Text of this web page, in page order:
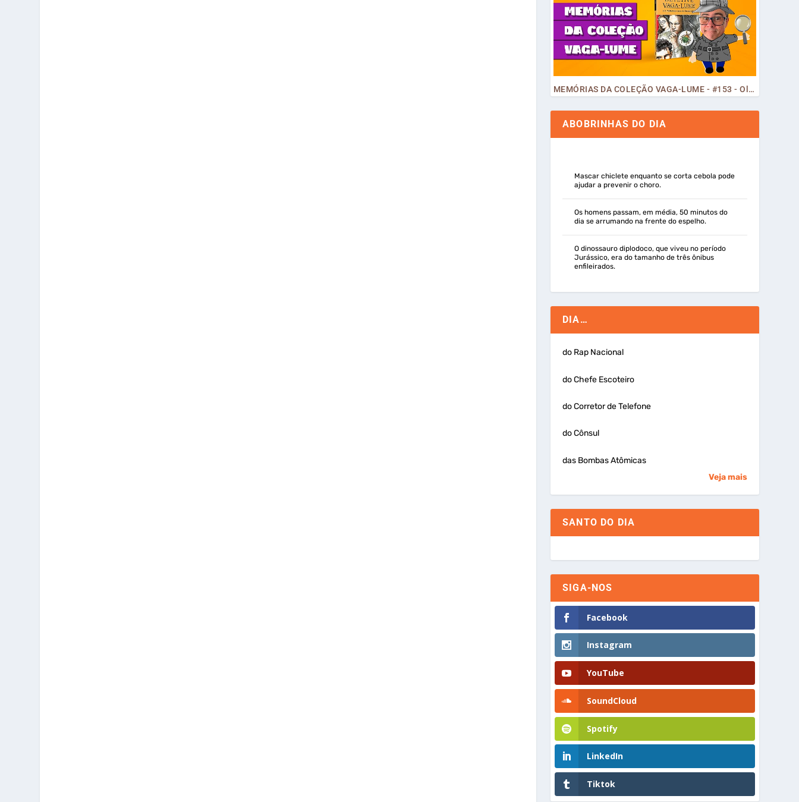
MEMÓRIAS DA COLEÇÃO VAGA-LUME - #153 - Olá, Curiosos! 2023
ABOBRINHAS DO DIA
Mascar chiclete enquanto se corta cebola pode
ajudar a prevenir o choro.
Os homens passam, em média, 50 minutos do
dia se arrumando na frente do espelho.
O dinossauro diplodoco, que viveu no período
Jurássico, era do tamanho de três ônibus
enfileirados.
DIA…
do Rap Nacional
do Chefe Escoteiro
do Corretor de Telefone
do Cônsul
das Bombas Atômicas
Veja mais
SANTO DO DIA
SIGA-NOS
Facebook
Instagram
YouTube
SoundCloud
Spotify
LinkedIn
Tiktok